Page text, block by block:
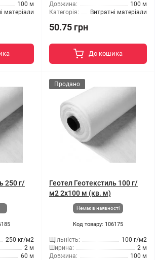
100 м
матеріали
Довжина:
100 м
Категорія:
Витратні матеріали
50.75 грн
До кошика
250 г/
250 кг/м2
2 м
60 м
Продано
Геотел Геотекстиль 100 г/
м2 2x100 м (кв. м)
Немає в наявності
Код товару: 106175
Щільність:
100 г/м2
Ширина:
2 м
Довжина:
100 м